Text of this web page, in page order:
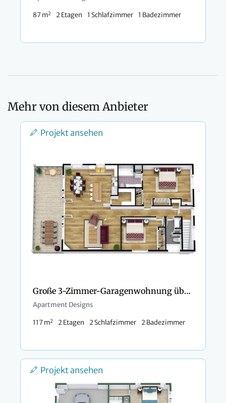
87 m2 2 Etagen 1 Schlafzimmer 1 Badezimmer
Mehr von diesem Anbieter
Projekt ansehen
Große 3-Zimmer-Garagenwohnung über der Garage gebaut
Apartment Designs
117 m2 2 Etagen 2 Schlafzimmer 2 Badezimmer
Projekt ansehen